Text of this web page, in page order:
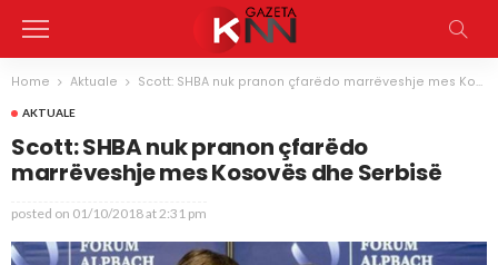
Home Aktuale Scott: SHBA nuk pranon çfarëdo marrëveshje mes Kosovës dhe Serbisë
AKTUALE
Scott: SHBA nuk pranon çfarëdo
marrëveshje mes Kosovës dhe Serbisë
posted on 01/10/2018 at 2:31 pm